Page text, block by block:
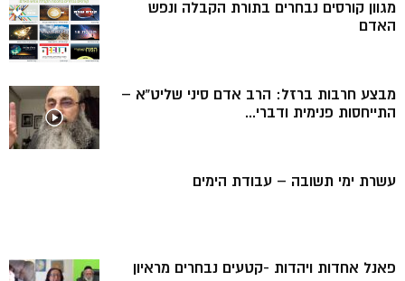
מגוון קורסים נבחרים בתורת הקבלה ונפש
האדם
מבצע חרבות ברזל: הרב אדם סיני שליט”א –
התייחסות פנימית ודברי...
עשרת ימי תשובה – עבודת הימים
פאנל אחדות ויהדות -קטעים נבחרים מראיון